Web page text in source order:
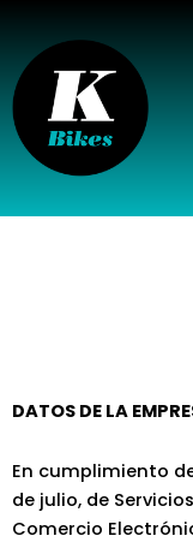
contenido
DATOS DE LA
En cumplimiento
de julio, de
Comercio